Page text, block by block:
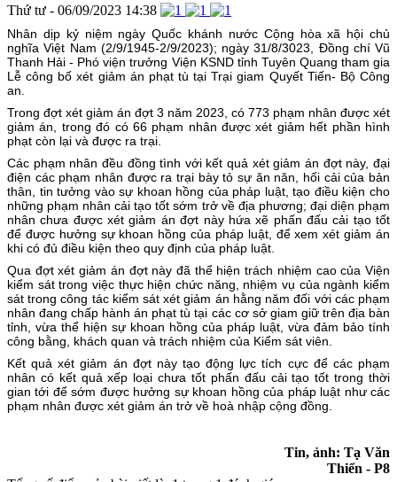
Thứ tư - 06/09/2023 14:38
Nhân dịp kỷ niệm ngày Quốc khánh nước Cộng hòa xã hội chủ
nghĩa Việt Nam (2/9/1945-2/9/2023); ngày 31/8/3023, Đồng chí Vũ
Thanh Hải - Phó viện trưởng Viện KSND tỉnh Tuyên Quang tham gia
Lễ công bố xét giảm án phạt tù tại Trại giam Quyết Tiến- Bộ Công
an.
Trong đợt xét giảm án đợt 3 năm 2023, có 773 phạm nhân được xét
giảm án, trong đó có 66 phạm nhân được xét giảm hết phần hình
phạt còn lại và được ra trại.
Các phạm nhân đều đồng tình với kết quả xét giảm án đợt này, đại
điện các phạm nhân được ra trại bày tỏ sự ăn năn, hối cải của bản
thân, tin tưởng vào sự khoan hồng của pháp luật, tạo điều kiện cho
những phạm nhân cải tạo tốt sớm trở về địa phương; đại diện phạm
nhân chưa được xét giảm án đợt này hứa xẽ phấn đấu cải tạo tốt
để được hưởng sự khoan hồng của pháp luật, để xem xét giảm án
khi có đủ điều kiện theo quy định của pháp luật.
Qua đợt xét giảm án đợt này đã thể hiện trách nhiệm cao của Viện
kiểm sát trong việc thực hiện chức năng, nhiệm vụ của ngành kiểm
sát trong công tác kiểm sát xét giảm án hằng năm đối với các phạm
nhân đang chấp hành án phạt tù tại các cơ sở giam giữ trên địa bàn
tỉnh, vừa thể hiện sự khoan hồng của pháp luật, vừa đảm bảo tính
công bằng, khách quan và trách nhiệm của Kiểm sát viên.
Kết quả xét giảm án đợt này tạo động lực tích cực để các phạm
nhân có kết quả xếp loại chưa tốt phấn đấu cải tạo tốt trong thời
gian tới để sớm được hưởng sự khoan hồng của pháp luật như các
phạm nhân được xét giảm án trở về hoà nhập cộng đồng.
Tin, ảnh: Tạ Văn
Thiển - P8